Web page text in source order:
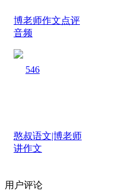
博老师作文点评
音频
546
憨叔语文|博老师
讲作文
用户评论